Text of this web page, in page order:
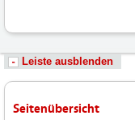
Leiste ausblenden
Seitenübersicht